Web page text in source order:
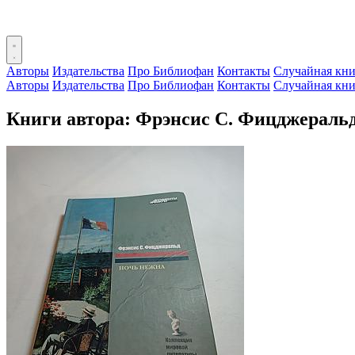
Авторы Издательства Про Библиофан Контакты Случайная
Авторы Издательства Про Библиофан Контакты Случайная
Книги автора: Фрэнсис С.